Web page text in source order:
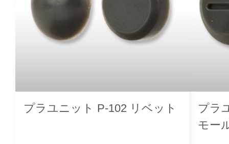
プラユニット P-102 リベット
プラ
モー